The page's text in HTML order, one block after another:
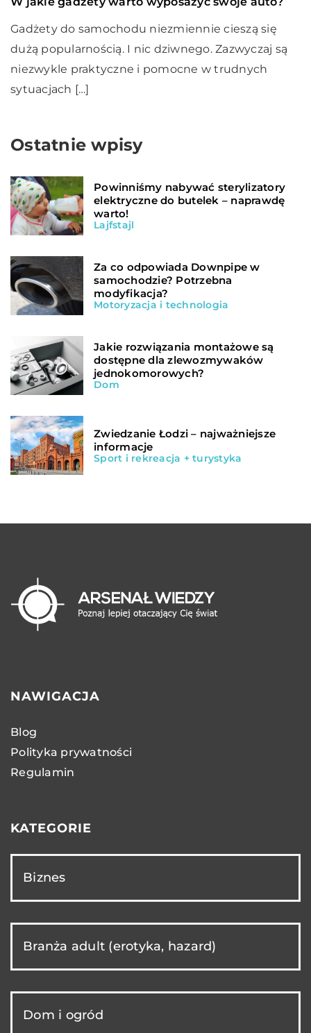
Gadżety do samochodu niezmiennie cieszą się
dużą popularnością. I nic dziwnego. Zazwyczaj są
niezwykle praktyczne i pomocne w trudnych
sytuacjach […]
Ostatnie wpisy
Powinniśmy nabywać sterylizatory
elektryczne do butelek – naprawdę
warto!
Lajfstajl
Za co odpowiada Downpipe w
samochodzie? Potrzebna
modyfikacja?
Motoryzacja i technologia
Jakie rozwiązania montażowe są
dostępne dla zlewozmywaków
jednokomorowych?
Dom
Zwiedzanie Łodzi – najważniejsze
informacje
Sport i rekreacja + turystyka
NAWIGACJA
Blog
Polityka prywatności
Regulamin
KATEGORIE
Biznes
Branża adult (erotyka, hazard)
Dom i ogród